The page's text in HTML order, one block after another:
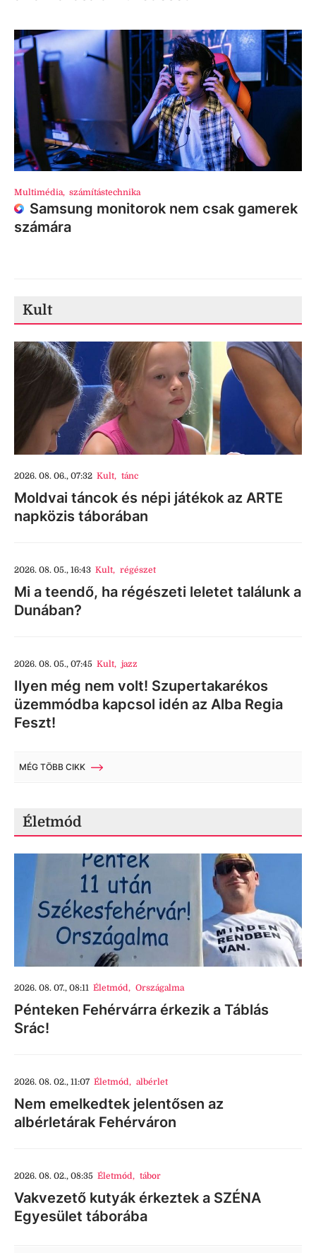
Multimédia, számítástechnika
Samsung monitorok nem csak gamerek
számára
Kult
2026. 08. 06., 07:32 Kult, tánc
Moldvai táncok és népi játékok az ARTE
napközis táborában
2026. 08. 05., 16:43 Kult, régészet
Mi a teendő, ha régészeti leletet találunk a
Dunában?
2026. 08. 05., 07:45 Kult, jazz
Ilyen még nem volt! Szupertakarékos
üzemmódba kapcsol idén az Alba Regia
Feszt!
MÉG TÖBB CIKK
Életmód
2026. 08. 07., 08:11 Életmód, Országalma
Pénteken Fehérvárra érkezik a Táblás
Srác!
2026. 08. 02., 11:07 Életmód, albérlet
Nem emelkedtek jelentősen az
albérletárak Fehérváron
2026. 08. 02., 08:35 Életmód, tábor
Vakvezető kutyák érkeztek a SZÉNA
Egyesület táborába